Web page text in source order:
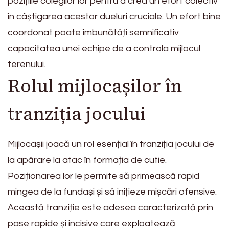
în câștigarea acestor dueluri cruciale. Un efort bine
coordonat poate îmbunătăți semnificativ
capacitatea unei echipe de a controla mijlocul
terenului.
Rolul mijlocașilor în
tranziția jocului
Mijlocașii joacă un rol esențial în tranziția jocului de
la apărare la atac în formația de cutie.
Poziționarea lor le permite să primească rapid
mingea de la fundași și să inițieze mișcări ofensive.
Această tranziție este adesea caracterizată prin
pase rapide și incisive care exploatează